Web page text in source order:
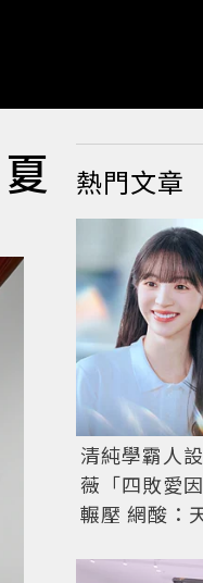
熱門文章
清純學霸人
薇「四敗愛
輾壓 網酸：